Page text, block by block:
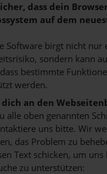
dass dein
auf dem
Software birgt nicht nur
sondern kann
bestimmte
werden.
dich an den
alle oben genannten
uns bitte. Wir
das Problem zu
Text schicken, um uns
zu unterstützen: